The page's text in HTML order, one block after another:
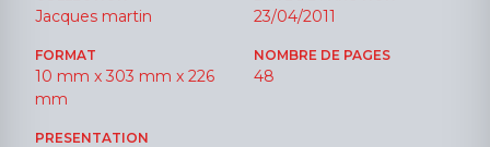
Jacques martin 23/04/2011
FORMAT
10 mm x 303 mm x 226
mm
NOMBRE DE PAGES
48
PRESENTATION